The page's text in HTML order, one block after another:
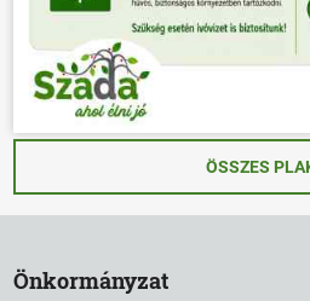
ÖSSZES
Önkormányzat